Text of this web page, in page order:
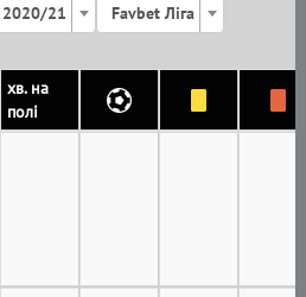
2020/21 Favbet Ліга
хв. на
полі